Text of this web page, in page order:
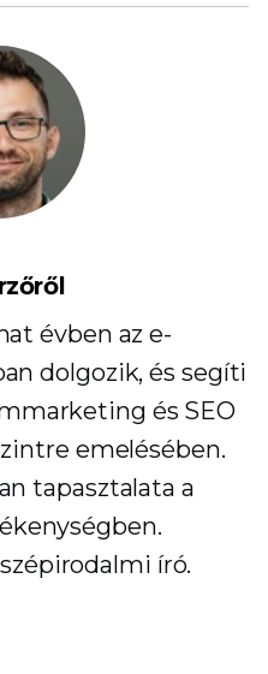
évben az e-
dolgozik, és segíti
és SEO
emelésében.
tapasztalata a
író.